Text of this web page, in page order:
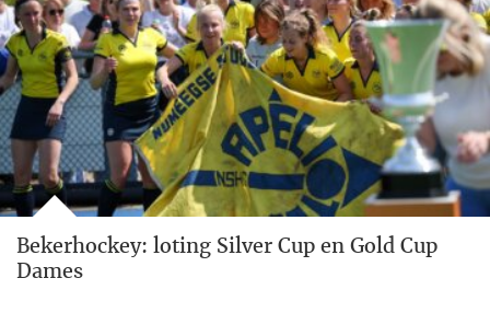
Bekerhockey: loting Silver Cup en Gold Cup
Dames